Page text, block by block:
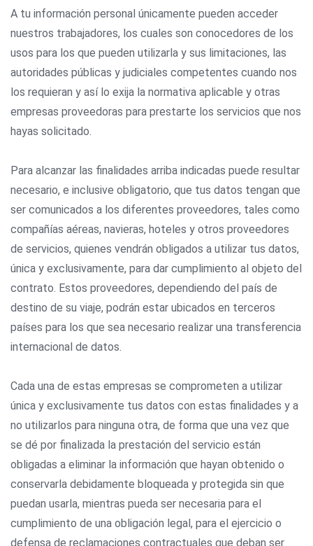
A tu información personal únicamente pueden acceder
nuestros trabajadores, los cuales son conocedores de los
usos para los que pueden utilizarla y sus limitaciones, las
autoridades públicas y judiciales competentes cuando nos
los requieran y así lo exija la normativa aplicable y otras
empresas proveedoras para prestarte los servicios que nos
hayas solicitado.
Para alcanzar las finalidades arriba indicadas puede resultar
necesario, e inclusive obligatorio, que tus datos tengan que
ser comunicados a los diferentes proveedores, tales como
compañías aéreas, navieras, hoteles y otros proveedores
de servicios, quienes vendrán obligados a utilizar tus datos,
única y exclusivamente, para dar cumplimiento al objeto del
contrato. Estos proveedores, dependiendo del país de
destino de su viaje, podrán estar ubicados en terceros
países para los que sea necesario realizar una transferencia
internacional de datos.
Cada una de estas empresas se comprometen a utilizar
única y exclusivamente tus datos con estas finalidades y a
no utilizarlos para ninguna otra, de forma que una vez que
se dé por finalizada la prestación del servicio están
obligadas a eliminar la información que hayan obtenido o
conservarla debidamente bloqueada y protegida sin que
puedan usarla, mientras pueda ser necesaria para el
cumplimiento de una obligación legal, para el ejercicio o
defensa de reclamaciones contractuales que deban ser